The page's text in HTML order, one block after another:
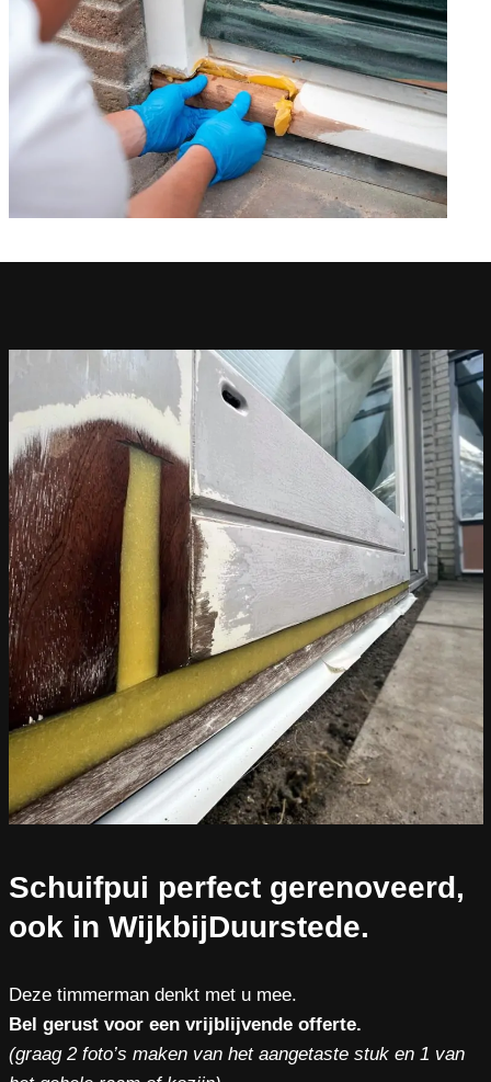
Schuifpui perfect gerenoveerd,
ook in WijkbijDuurstede.
Deze timmerman denkt met u mee.
Bel gerust voor een vrijblijvende offerte.
(graag 2 foto’s maken van het aangetaste stuk en 1 van